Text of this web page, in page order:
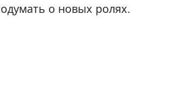
о новых ролях.